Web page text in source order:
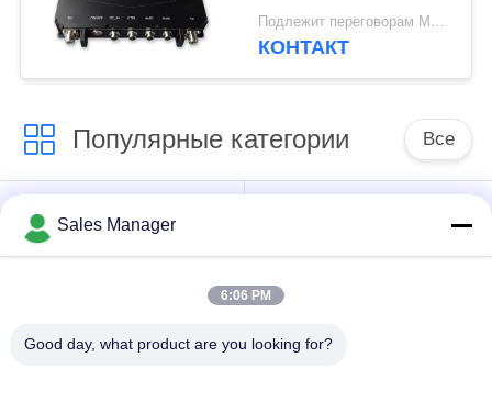
5Ватт дуплексная
долгосрочная
Подлежит переговорам MOQ:1шт
КОНТАКТ
Популярные категории Все
Передатчик видео
COFDM
видео-
радиотелеграфа хд
Радио сетки IP
Sales Manager
6:06 PM
Good day, what product are you looking for?